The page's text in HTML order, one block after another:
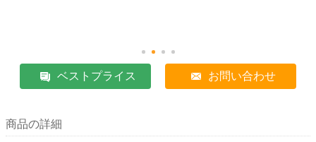
ベストプライス お問い合わせ
商品の詳細